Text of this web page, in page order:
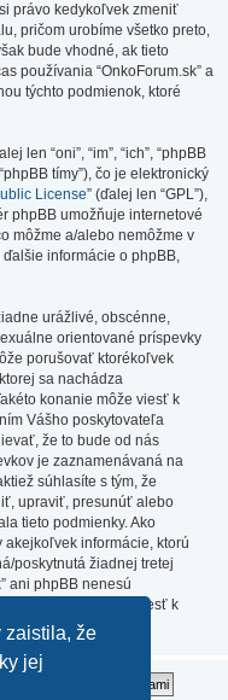
zaistila, že
jej
právo kedykoľvek zmeniť
pričom urobíme všetko preto,
bude vhodné, ak tieto
používania “OnkoForum.sk” a
týchto podmienok, ktoré
len “oni”, “im”, “ich”, “phpBB
tímy”), čo je elektronický
License” (ďalej len “GPL”),
phpBB umožňuje internetové
môžme a/alebo nemôžme v
informácie o phpBB,
urážlivé, obscénne,
orientované príspevky
porušovať ktorékoľvek
sa nachádza
konanie môže viesť k
Vášho poskytovateľa
že to bude od nás
je zaznamenávaná na
súhlasíte s tým, že
upraviť, presunúť alebo
tieto podmienky. Ako
informácie, ktorú
poskytnutá žiadnej tretej
ani phpBB nenesú
ktorý môže viesť k